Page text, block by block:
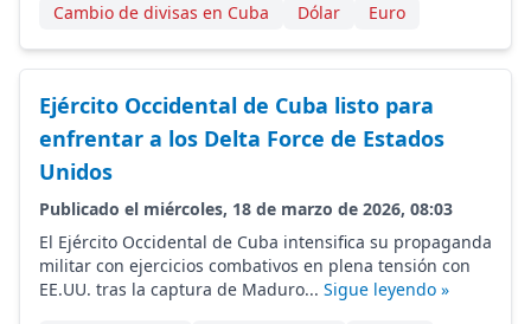
Cambio de divisas en Cuba
Dólar Euro
Ejército Occidental de Cuba listo para
enfrentar a los Delta Force de Estados
Unidos
Publicado el miércoles, 18 de marzo de 2026, 08:03
El Ejército Occidental de Cuba intensifica su propaganda
militar con ejercicios combativos en plena tensión con
EE.UU. tras la captura de Maduro... Sigue leyendo »